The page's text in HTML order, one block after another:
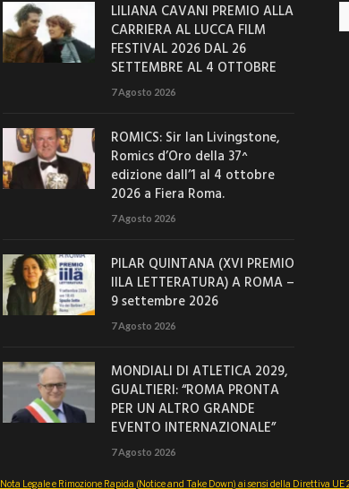
LILIANA CAVANI PREMIO ALLA
CARRIERA AL LUCCA FILM
FESTIVAL 2026 DAL 26
SETTEMBRE AL 4 OTTOBRE
7 Agosto 2026
ROMICS: Sir Ian Livingstone,
Romics d’Oro della 37^
edizione dall’1 al 4 ottobre
2026 a Fiera Roma.
7 Agosto 2026
PILAR QUINTANA (XVI PREMIO
IILA LETTERATURA) A ROMA –
9 settembre 2026
7 Agosto 2026
MONDIALI DI ATLETICA 2029,
GUALTIERI: “ROMA PRONTA
PER UN ALTRO GRANDE
EVENTO INTERNAZIONALE”
7 Agosto 2026
Nota Legale e Rimozione Rapida (Notice and Take Down) ai sensi della Direttiva